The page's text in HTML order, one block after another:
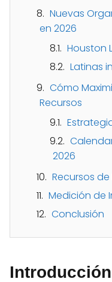
Nuevas
en 2026
Houston
Latinas
Cómo
Recursos
2026
Recursos
Medición de
Conclusión